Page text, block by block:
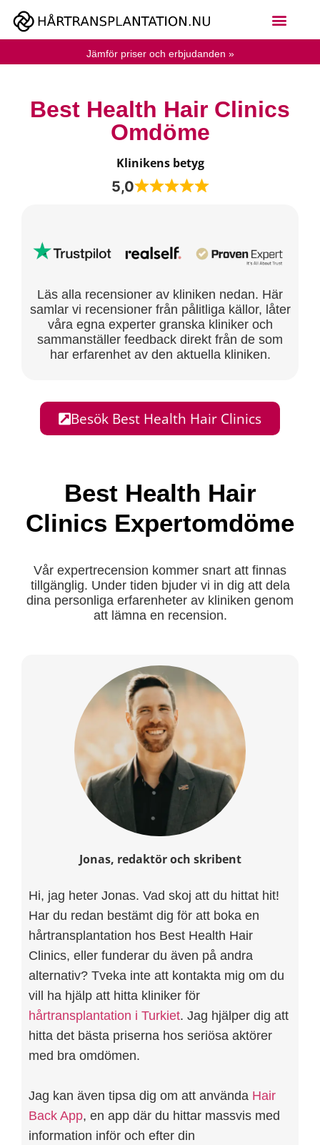
Jämför priser och erbjudanden »
Best Health Hair Clinics
Omdöme
Klinikens betyg
5,0
Läs alla recensioner av kliniken nedan. Här
samlar vi recensioner från pålitliga källor, låter
våra egna experter granska kliniker och
sammanställer feedback direkt från de som
har erfarenhet av den aktuella kliniken.
Besök Best Health Hair Clinics
Best Health Hair
Clinics Expertomdöme
Vår expertrecension kommer snart att finnas
tillgänglig. Under tiden bjuder vi in dig att dela
dina personliga erfarenheter av kliniken genom
att lämna en recension.
Jonas, redaktör och skribent
Hi, jag heter Jonas. Vad skoj att du hittat hit!
Har du redan bestämt dig för att boka en
hårtransplantation hos Best Health Hair
Clinics, eller funderar du även på andra
alternativ? Tveka inte att kontakta mig om du
vill ha hjälp att hitta kliniker för
hårtransplantation i Turkiet. Jag hjälper dig att
hitta det bästa priserna hos seriösa aktörer
med bra omdömen.
Jag kan även tipsa dig om att använda Hair
Back App, en app där du hittar massvis med
information inför och efter din